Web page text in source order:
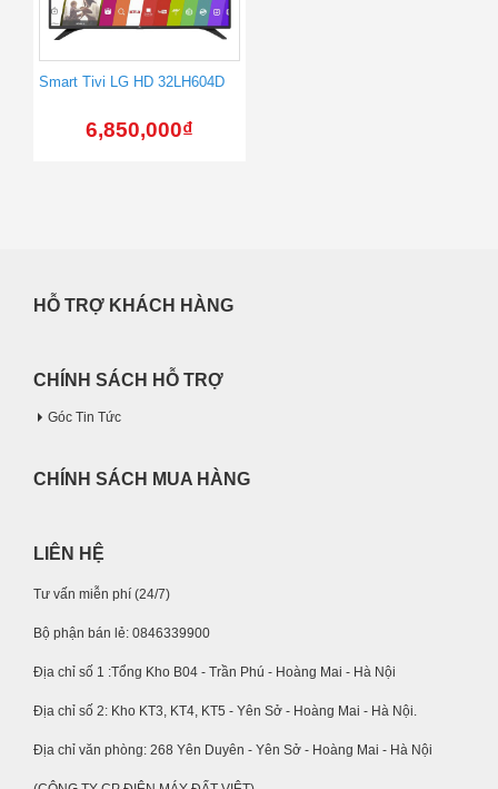
Smart Tivi LG HD 32LH604D
6,850,000₫
HỖ TRỢ KHÁCH HÀNG
CHÍNH SÁCH HỖ TRỢ
Góc Tin Tức
CHÍNH SÁCH MUA HÀNG
LIÊN HỆ
Tư vấn miễn phí (24/7)
Bộ phận bán lẻ: 0846339900
Địa chỉ số 1 :Tổng Kho B04 - Trần Phú - Hoàng Mai - Hà Nội
Địa chỉ số 2: Kho KT3, KT4, KT5 - Yên Sở - Hoàng Mai - Hà Nội.
Địa chỉ văn phòng: 268 Yên Duyên - Yên Sở - Hoàng Mai - Hà Nội